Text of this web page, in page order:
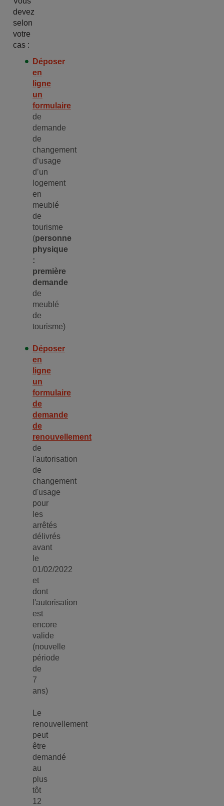
devez
selon
votre
cas :
Déposer
en
ligne
un
formulaire
de
demande
de
changement
d’usage
d’un
logement
en
meublé
de
tourisme
(personne
physique
:
première
demande
de
meublé
de
tourisme)
Déposer
en
ligne
un
formulaire
de
demande
de
renouvellement
de
l'autorisation
de
changement
d'usage
pour
les
arrêtés
délivrés
avant
le
01/02/2022
et
dont
l'autorisation
est
encore
valide
(nouvelle
période
de
7
ans)
Le
renouvellement
peut
être
demandé
au
plus
tôt
12